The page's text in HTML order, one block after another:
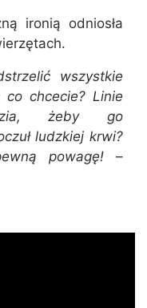
ironią odniosła
wszystkie
chcecie? Linie
żeby go
ludzkiej krwi?
powagę! –